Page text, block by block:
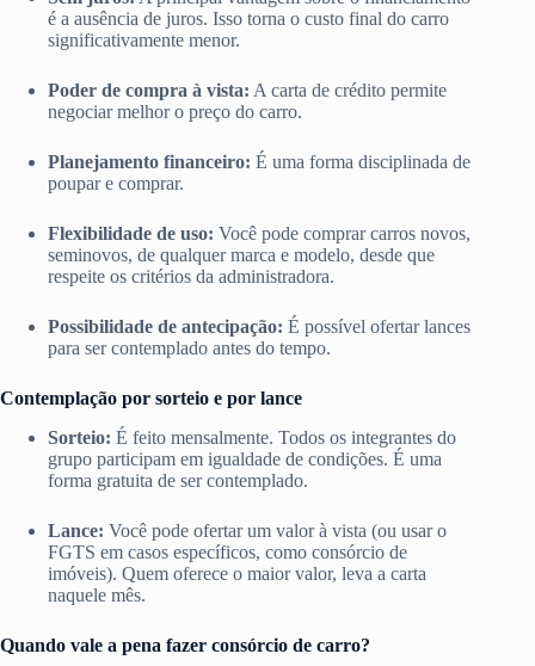
é a ausência de juros. Isso torna o custo final do carro
significativamente menor.
Poder de compra à vista: A carta de crédito permite
negociar melhor o preço do carro.
Planejamento financeiro: É uma forma disciplinada de
poupar e comprar.
Flexibilidade de uso: Você pode comprar carros novos,
seminovos, de qualquer marca e modelo, desde que
respeite os critérios da administradora.
Possibilidade de antecipação: É possível ofertar lances
para ser contemplado antes do tempo.
Contemplação por sorteio e por lance
Sorteio: É feito mensalmente. Todos os integrantes do
grupo participam em igualdade de condições. É uma
forma gratuita de ser contemplado.
Lance: Você pode ofertar um valor à vista (ou usar o
FGTS em casos específicos, como consórcio de
imóveis). Quem oferece o maior valor, leva a carta
naquele mês.
Quando vale a pena fazer consórcio de carro?